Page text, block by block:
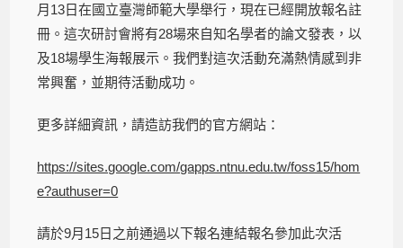
月13日在國立臺灣師範大學舉行，現在已經開放報名註
冊。這次研討會將有28場來自知名學者的論文發表，以
及18場學生海報展示。我們對這次活動充滿熱情感到非
常興奮，並期待活動成功。
更多詳細資訊，請造訪我們的官方網站：
https://sites.google.com/gapps.ntnu.edu.tw/foss15/hom
e?authuser=0
請於9月15日之前通過以下報名連結報名參加此次活